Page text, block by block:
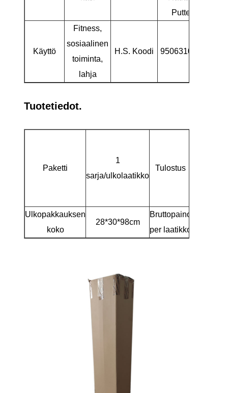
Putteri
Käyttö
Fitness,
sosiaalinen
toiminta,
lahja
H.S. Koodi 9506310000
Tuotetiedot.
Paketti
1
sarja/ulkolaatikko
Tulostus
Ulkopakkauksen
koko
28*30*98cm
Bruttopaino
per laatikko